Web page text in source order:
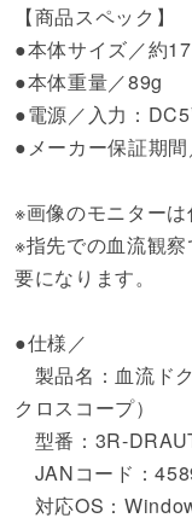
【商品スペック】
●本体サイズ／約
●本体重量／89g
●電源／入力：
●メーカー保証期
※画像のモニターは
※指先での血流観
要になります。
●仕様／
製品名：血流ド
クロスコープ）
型番：3R-
JANコード：
対応OS：